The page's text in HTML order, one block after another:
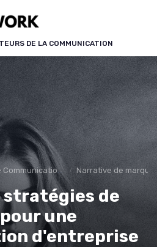
DE LA COMMUNICATION
& Image Narrative de
de
une
d'entreprise